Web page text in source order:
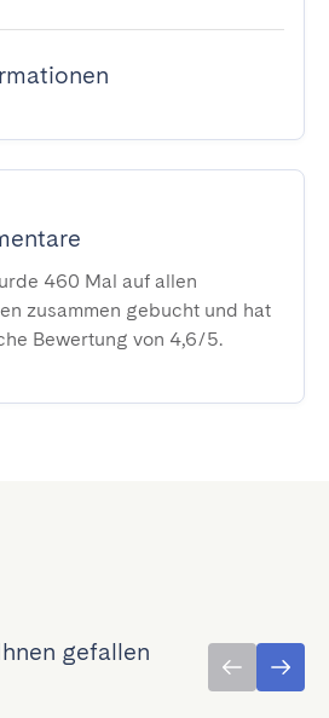
460 Mal auf allen
zusammen gebucht und hat
Bewertung von 4,6/5.
gefallen